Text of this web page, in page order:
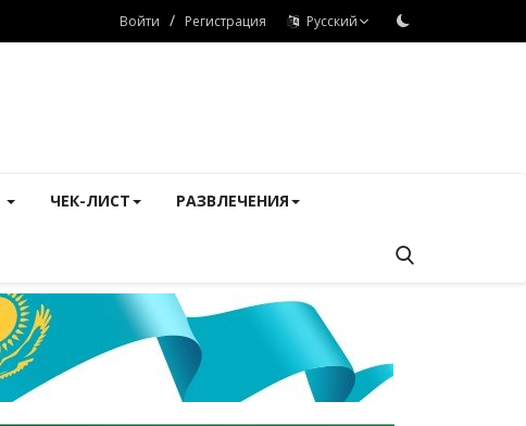
Войти / Регистрация Русский
ЧЕК-ЛИСТ РАЗВЛЕЧЕНИЯ